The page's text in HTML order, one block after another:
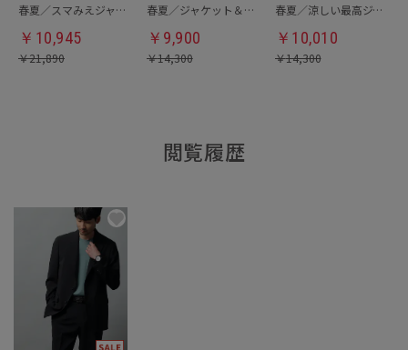
春夏／スマみえジャケット
￥ 10,945
￥21,890
春夏／ジャケット＆パンツセットアップ／洗濯ネット付き
￥ 9,900
￥14,300
春夏／涼しい最高ジャケット
￥ 10,010
￥14,300
閲覧履歴